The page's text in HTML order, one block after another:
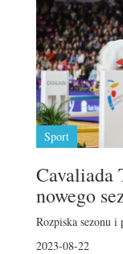
Sport
Cavaliada
nowego
Rozpiska sezonu i
2023-08-22